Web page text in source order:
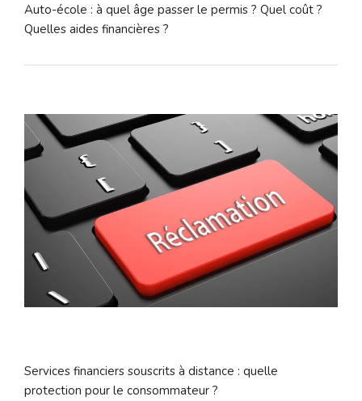
Auto-école : à quel âge passer le permis ? Quel coût ?
Quelles aides financières ?
Services financiers souscrits à distance : quelle
protection pour le consommateur ?